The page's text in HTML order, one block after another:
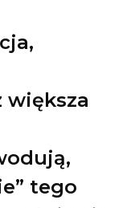
większa
tego